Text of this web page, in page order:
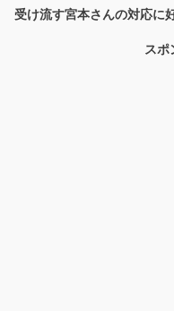
受け流す宮本さんの対応に
スポ